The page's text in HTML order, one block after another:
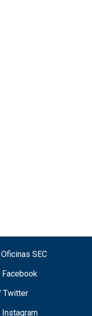
Oficinas SEC
Facebook
Twitter
Instagram